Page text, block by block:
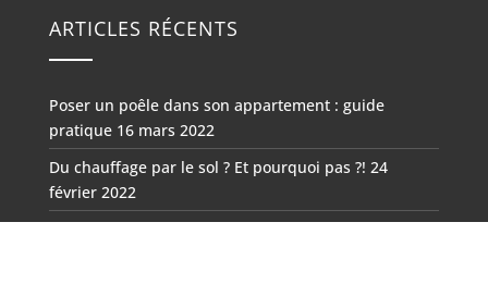
ARTICLES RÉCENTS
Poser un poêle dans son appartement : guide
pratique 16 mars 2022
Du chauffage par le sol ? Et pourquoi pas ?! 24
février 2022
Freedam : les atouts considérables du chauffage